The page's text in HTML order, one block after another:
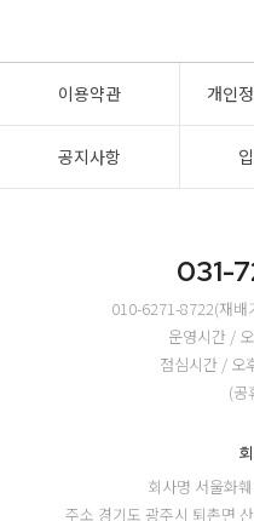
이용약관 개인
공지사항
031-
010-6271-8722(재
운영시간 /
점심시간 / 오
(공
회사명 서울화훼
주소 경기도 광주시 퇴촌면